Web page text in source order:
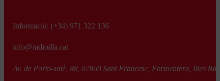
Informació: (+34) 971 322 136
info@radioilla.cat
Av. de Porto-salè, 88, 07860 Sant Francesc, Formentera, Illes